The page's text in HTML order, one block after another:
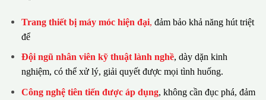
Trang thiết bị máy móc hiện đại, đảm bảo khả năng hút triệt
để
Đội ngũ nhân viên kỹ thuật lành nghề, dày dặn kinh
nghiệm, có thể xử lý, giải quyết được mọi tình huống.
Công nghệ tiên tiến được áp dụng, không cần đục phá, đảm